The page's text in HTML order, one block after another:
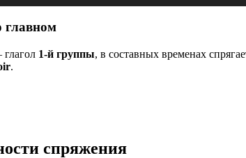
главном
1-й группы, в составных временах
.
спряжения